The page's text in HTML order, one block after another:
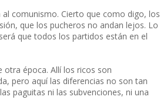
comunismo. Cierto que como digo, los
que los pucheros no andan lejos. Lo
que todos los partidos están en el
época. Allí los ricos son
pero aquí las diferencias no son tan
paguitas ni las subvenciones, ni una